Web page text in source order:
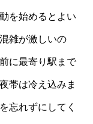
を始めるとよい
雑が激しいの
に最寄り駅まで
帯は冷え込みま
忘れずにしてく